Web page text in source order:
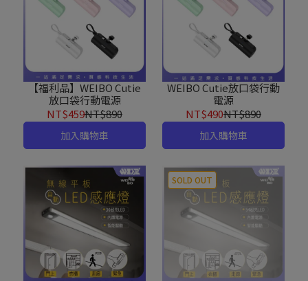
【福利品】WEIBO Cutie
放口袋行動電源
NT$459NT$890
加入購物車
WEIBO Cutie放口袋行動
電源
NT$490NT$890
加入購物車
SOLD OUT